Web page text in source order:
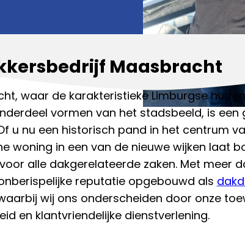
Maasbracht
waar de karakteristieke Limburgse
vormen van het stadsbeeld, is
u nu een historisch pand in het centrum
woning in een van de nieuwe wijken laat
alle dakgerelateerde zaken. Met meer
reputatie opgebouwd als
wij ons onderscheiden door onze
en klantvriendelijke dienstverlening.